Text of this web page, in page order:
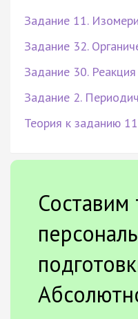
Задание 11.
Задание 32.
Задание 30.
Задание 2.
Теория к заданию 11
Составим